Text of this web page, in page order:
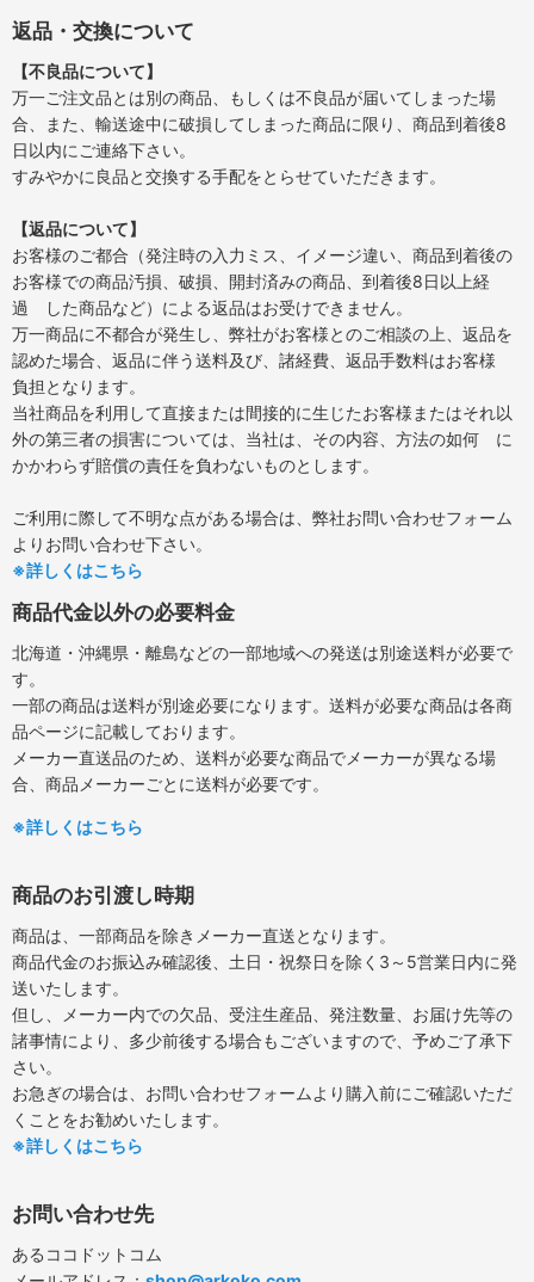
返品・交換について
【不良品について】
万一ご注文品とは別の商品、もしくは不良品が届いてしまった場
合、また、輸送途中に破損してしまった商品に限り、商品到着後8
日以内にご連絡下さい。
すみやかに良品と交換する手配をとらせていただきます。
【返品について】
お客様のご都合（発注時の入力ミス、イメージ違い、商品到着後の
お客様での商品汚損、破損、開封済みの商品、到着後8日以上経
過 した商品など）による返品はお受けできません。
万一商品に不都合が発生し、弊社がお客様とのご相談の上、返品を
認めた場合、返品に伴う送料及び、諸経費、返品手数料はお客様
負担となります。
当社商品を利用して直接または間接的に生じたお客様またはそれ以
外の第三者の損害については、当社は、その内容、方法の如何 に
かかわらず賠償の責任を負わないものとします。
ご利用に際して不明な点がある場合は、弊社お問い合わせフォーム
よりお問い合わせ下さい。
※詳しくはこちら
商品代金以外の必要料金
北海道・沖縄県・離島などの一部地域への発送は別途送料が必要で
す。
一部の商品は送料が別途必要になります。送料が必要な商品は各商
品ページに記載しております。
メーカー直送品のため、送料が必要な商品でメーカーが異なる場
合、商品メーカーごとに送料が必要です。
※詳しくはこちら
商品のお引渡し時期
商品は、一部商品を除きメーカー直送となります。
商品代金のお振込み確認後、土日・祝祭日を除く3～5営業日内に発
送いたします。
但し、メーカー内での欠品、受注生産品、発注数量、お届け先等の
諸事情により、多少前後する場合もございますので、予めご了承下
さい。
お急ぎの場合は、お問い合わせフォームより購入前にご確認いただ
くことをお勧めいたします。
※詳しくはこちら
お問い合わせ先
あるココドットコム